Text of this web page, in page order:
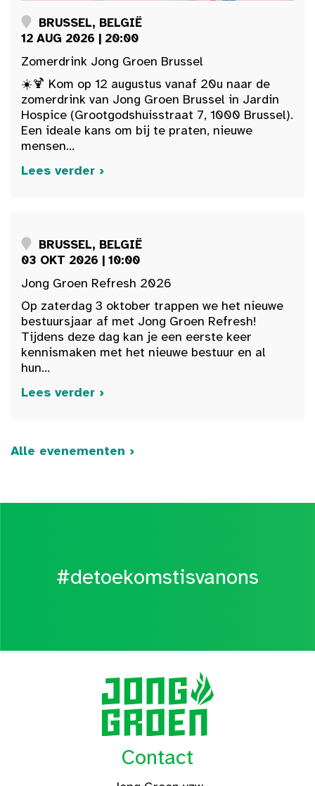
BRUSSEL, BELGIË
12 AUG 2026 | 20:00
Zomerdrink Jong Groen Brussel
☀️🍹 Kom op 12 augustus vanaf 20u naar de
zomerdrink van Jong Groen Brussel in Jardin
Hospice (Grootgodshuisstraat 7, 1000 Brussel).
Een ideale kans om bij te praten, nieuwe
mensen...
Lees verder ›
BRUSSEL, BELGIË
03 OKT 2026 | 10:00
Jong Groen Refresh 2026
Op zaterdag 3 oktober trappen we het nieuwe
bestuursjaar af met Jong Groen Refresh!
Tijdens deze dag kan je een eerste keer
kennismaken met het nieuwe bestuur en al
hun...
Lees verder ›
Alle evenementen ›
#detoekomstisvanons
Contact